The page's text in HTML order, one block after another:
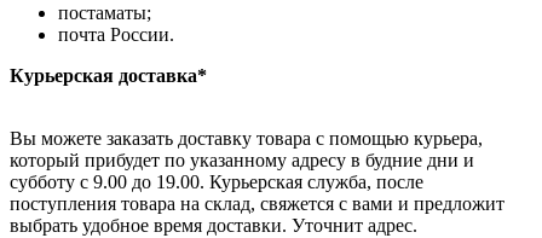
постаматы;
почта России.
Курьерская доставка*
Вы можете заказать доставку товара с помощью курьера,
который прибудет по указанному адресу в будние дни и
субботу с 9.00 до 19.00. Курьерская служба, после
поступления товара на склад, свяжется с вами и предложит
выбрать удобное время доставки. Уточнит адрес.